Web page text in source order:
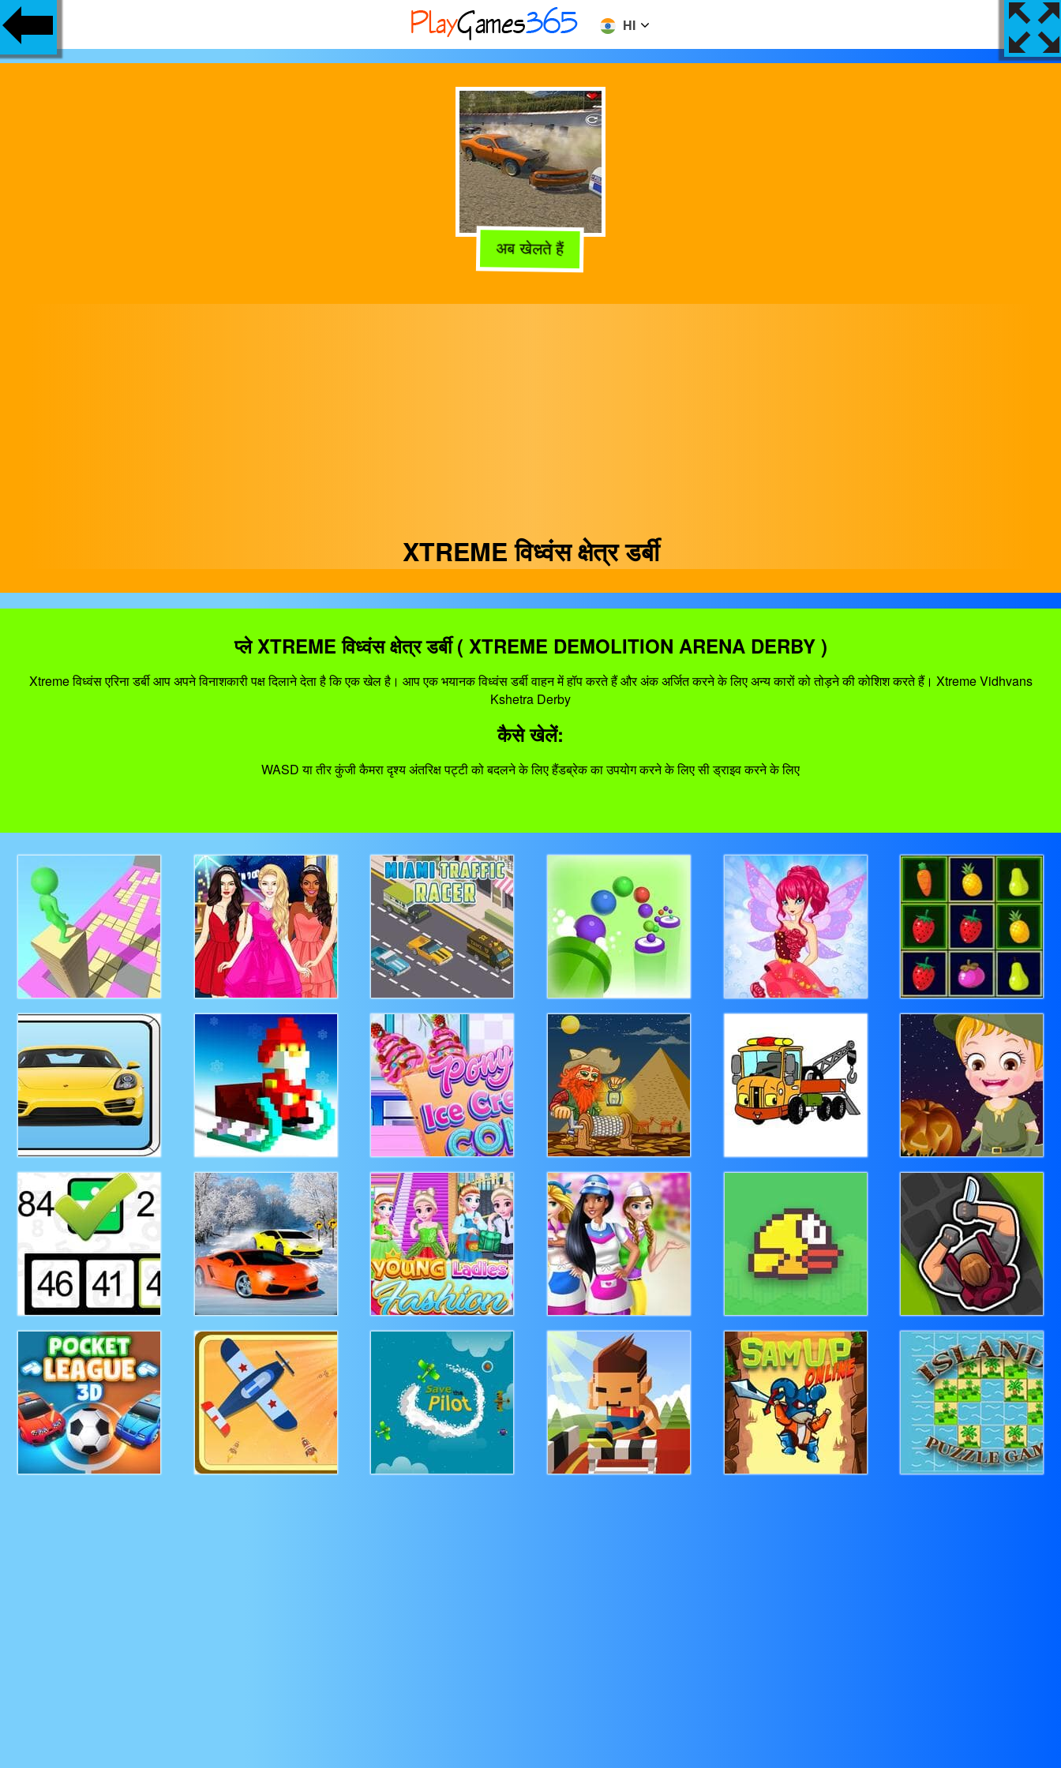
HI
अब खेलते हैं
XTREME विध्वंस क्षेत्र डर्बी
प्ले XTREME विध्वंस क्षेत्र डर्बी ( XTREME DEMOLITION ARENA DERBY )
Xtreme विध्वंस एरिना डर्बी आप अपने विनाशकारी पक्ष दिलाने देता है कि एक खेल है। आप एक भयानक विध्वंस डर्बी वाहन में हॉप करते हैं और अंक अर्जित करने के लिए अन्य कारों को तोड़ने की कोशिश करते हैं। Xtreme Vidhvans
Kshetra Derby
कैसे खेलें:
WASD या तीर कुंजी कैमरा दृश्य अंतरिक्ष पट्टी को बदलने के लिए हैंडब्रेक का उपयोग करने के लिए सी ड्राइव करने के लिए